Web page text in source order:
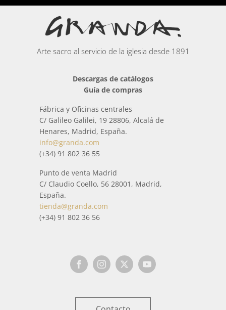
Arte sacro al servicio de la iglesia desde 1891
Descargas de catálogos
Guía de compras
Fábrica y Oficinas centrales
C/ Galileo Galilei, 19 28806, Alcalá de
Henares, Madrid, España.
info@granda.com
(+34) 91 802 36 55
Punto de venta Madrid
C/ Claudio Coello, 56 28001, Madrid,
España.
tienda@granda.com
(+34) 91 802 36 56